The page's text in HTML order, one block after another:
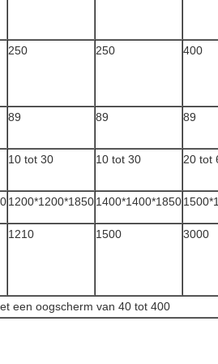
250 250 400
89 89 89
10 tot 30 10 tot 30 20 tot
1200*1200*18501400*1400*1850
1210 1500 3000
een oogscherm van 40 tot 400